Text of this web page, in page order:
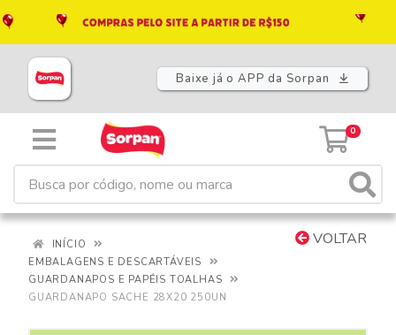
Baixe já o APP da Sorpan
0
VOLTAR
INÍCIO
EMBALAGENS E DESCARTÁVEIS
GUARDANAPOS E PAPÉIS TOALHAS
GUARDANAPO SACHE 28X20 250UN